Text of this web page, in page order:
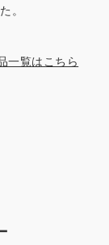
。
一覧はこちら